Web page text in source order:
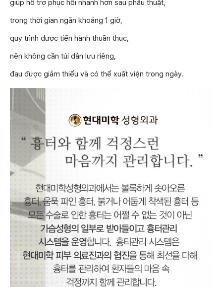
giúp hỗ trợ phục hồi nhanh hơn sau phẫu thuật,
trong thời gian ngắn khoảng 1 giờ,
quy trình được tiến hành thuần thục,
nên không cần túi dẫn lưu riêng,
đau được giảm thiểu và có thể xuất viện trong ngày.